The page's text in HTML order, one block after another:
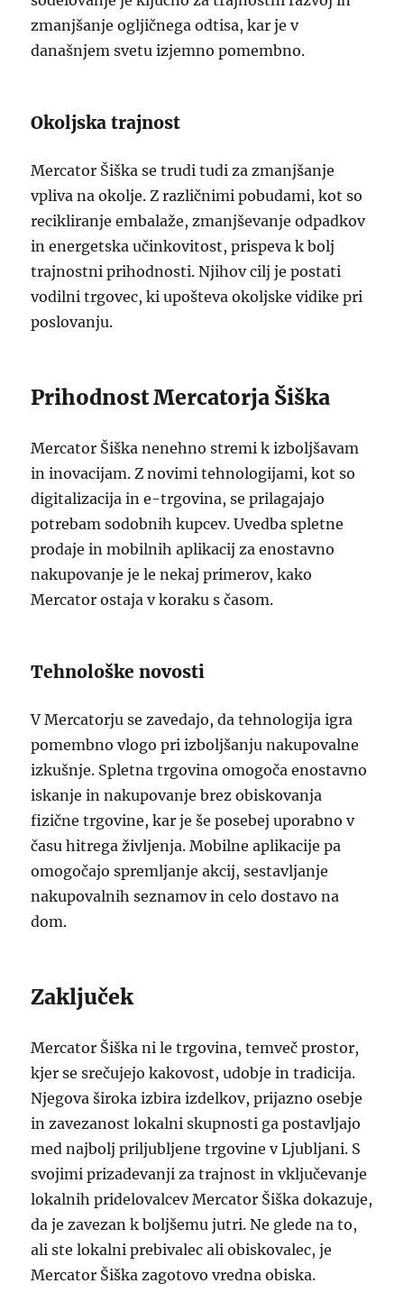
zmanjšanje ogljičnega odtisa, kar je v
današnjem svetu izjemno pomembno.
Okoljska trajnost
Mercator Šiška se trudi tudi za zmanjšanje
vpliva na okolje. Z različnimi pobudami, kot so
recikliranje embalaže, zmanjševanje odpadkov
in energetska učinkovitost, prispeva k bolj
trajnostni prihodnosti. Njihov cilj je postati
vodilni trgovec, ki upošteva okoljske vidike pri
poslovanju.
Prihodnost Mercatorja Šiška
Mercator Šiška nenehno stremi k izboljšavam
in inovacijam. Z novimi tehnologijami, kot so
digitalizacija in e-trgovina, se prilagajajo
potrebam sodobnih kupcev. Uvedba spletne
prodaje in mobilnih aplikacij za enostavno
nakupovanje je le nekaj primerov, kako
Mercator ostaja v koraku s časom.
Tehnološke novosti
V Mercatorju se zavedajo, da tehnologija igra
pomembno vlogo pri izboljšanju nakupovalne
izkušnje. Spletna trgovina omogoča enostavno
iskanje in nakupovanje brez obiskovanja
fizične trgovine, kar je še posebej uporabno v
času hitrega življenja. Mobilne aplikacije pa
omogočajo spremljanje akcij, sestavljanje
nakupovalnih seznamov in celo dostavo na
dom.
Zaključek
Mercator Šiška ni le trgovina, temveč prostor,
kjer se srečujejo kakovost, udobje in tradicija.
Njegova široka izbira izdelkov, prijazno osebje
in zavezanost lokalni skupnosti ga postavljajo
med najbolj priljubljene trgovine v Ljubljani. S
svojimi prizadevanji za trajnost in vključevanje
lokalnih pridelovalcev Mercator Šiška dokazuje,
da je zavezan k boljšemu jutri. Ne glede na to,
ali ste lokalni prebivalec ali obiskovalec, je
Mercator Šiška zagotovo vredna obiska.